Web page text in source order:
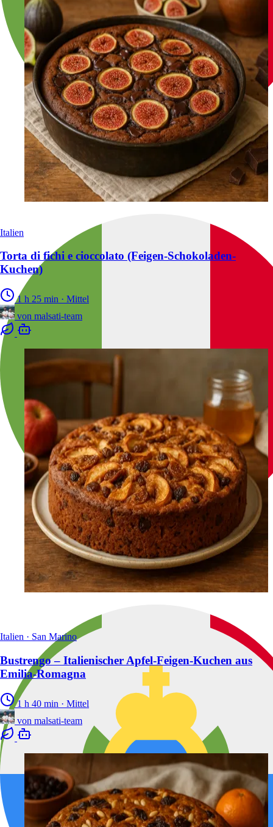
Italien
Torta di fichi e cioccolato (Feigen-Schokoladen-
Kuchen)
1 h 25 min · Mittel
von malsati-team
Italien · San Marino
Bustrengo – Italienischer Apfel-Feigen-Kuchen aus
Emilia-Romagna
1 h 40 min · Mittel
von malsati-team